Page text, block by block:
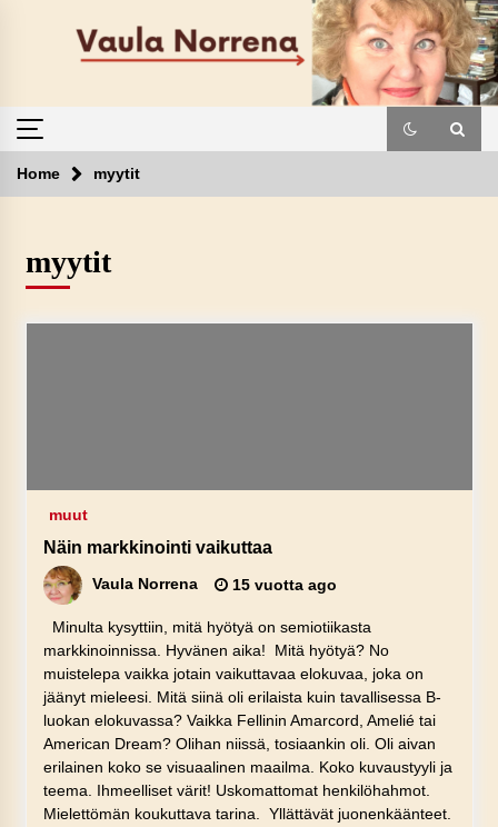
Home myytit
myytit
muut
Näin markkinointi vaikuttaa
Vaula Norrena 15 vuotta ago
Minulta kysyttiin, mitä hyötyä on semiotiikasta
markkinoinnissa. Hyvänen aika! Mitä hyötyä? No
muistelepa vaikka jotain vaikuttavaa elokuvaa, joka on
jäänyt mieleesi. Mitä siinä oli erilaista kuin tavallisessa B-
luokan elokuvassa? Vaikka Fellinin Amarcord, Amelié tai
American Dream? Olihan niissä, tosiaankin oli. Oli aivan
erilainen koko se visuaalinen maailma. Koko kuvaustyyli ja
teema. Ihmeelliset värit! Uskomattomat henkilöhahmot.
Mielettömän koukuttava tarina. Yllättävät juonenkäänteet.